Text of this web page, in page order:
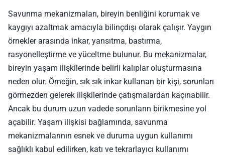
Savunma mekanizmaları, bireyin benliğini korumak ve
kaygıyı azaltmak amacıyla bilinçdışı olarak çalışır. Yaygın
örnekler arasında inkar, yansıtma, bastırma,
rasyonelleştirme ve yüceltme bulunur. Bu mekanizmalar,
bireyin yaşam ilişkilerinde belirli kalıplar oluşturmasına
neden olur. Örneğin, sık sık inkar kullanan bir kişi, sorunları
görmezden gelerek ilişkilerinde çatışmalardan kaçınabilir.
Ancak bu durum uzun vadede sorunların birikmesine yol
açabilir. Yaşam ilişkisi bağlamında, savunma
mekanizmalarının esnek ve duruma uygun kullanımı
sağlıklı kabul edilirken, katı ve tekrarlayıcı kullanımı